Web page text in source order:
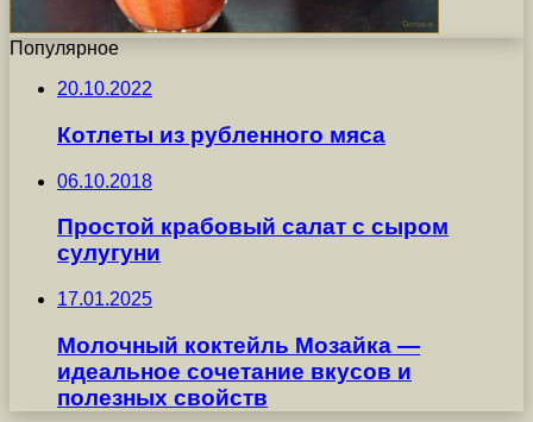
Популярное
20.10.2022
Котлеты из рубленного мяса
06.10.2018
Простой крабовый салат с сыром
сулугуни
17.01.2025
Молочный коктейль Мозайка —
идеальное сочетание вкусов и
полезных свойств